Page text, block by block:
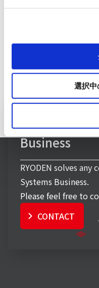
選択
Solar Japan
Inquiry to
Business
RYODEN solves
Systems Business.
Please feel free to
CONTACT